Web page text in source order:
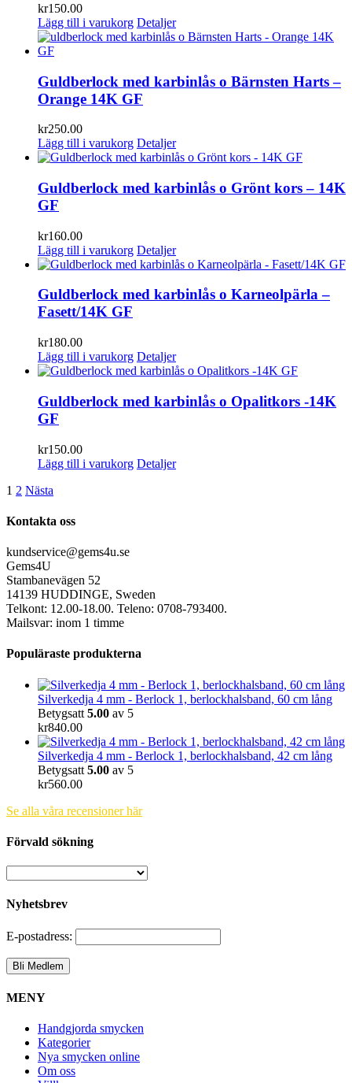
kr150.00
Lägg till i varukorg Detaljer
Guldberlock med karbinlås o Bärnsten Harts –
Orange 14K GF
kr250.00
Lägg till i varukorg Detaljer
Guldberlock med karbinlås o Grönt kors – 14K
GF
kr160.00
Lägg till i varukorg Detaljer
Guldberlock med karbinlås o Karneolpärla –
Fasett/14K GF
kr180.00
Lägg till i varukorg Detaljer
Guldberlock med karbinlås o Opalitkors -14K
GF
kr150.00
Lägg till i varukorg Detaljer
1 2 Nästa
Kontakta oss
kundservice@gems4u.se
Gems4U
Stambanevägen 52
14139 HUDDINGE, Sweden
Telkont: 12.00-18.00. Teleno: 0708-793400.
Mailsvar: inom 1 timme
Populäraste produkterna
Silverkedja 4 mm - Berlock 1, berlockhalsband, 60 cm lång
Betygsatt 5.00 av 5
kr840.00
Silverkedja 4 mm - Berlock 1, berlockhalsband, 42 cm lång
Betygsatt 5.00 av 5
kr560.00
Se alla våra recensioner här
Förvald sökning
Nyhetsbrev
E-postadress:
MENY
Handgjorda smycken
Kategorier
Nya smycken online
Om oss